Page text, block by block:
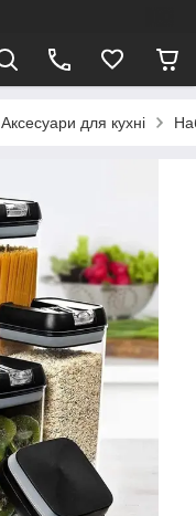
Аксесуари для кухні